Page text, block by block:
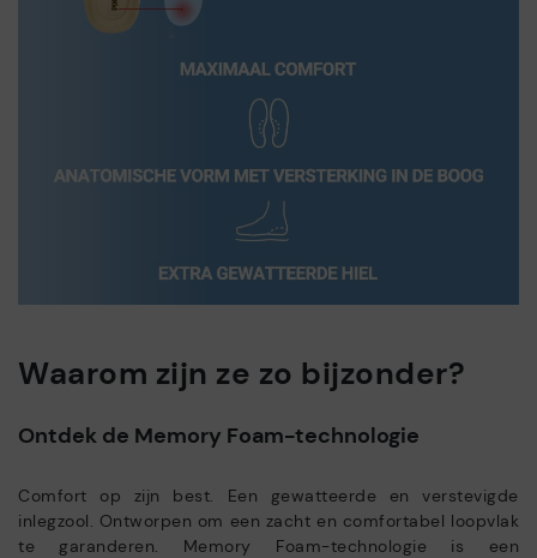
Waarom zijn ze zo bijzonder?
Ontdek de Memory Foam-technologie
Comfort op zijn best. Een gewatteerde en verstevigde
inlegzool. Ontworpen om een zacht en comfortabel loopvlak
te garanderen. Memory Foam-technologie is een